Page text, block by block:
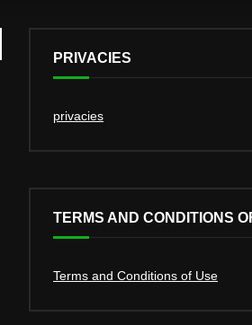
PRIVACIES
privacies
TERMS AND CONDITIONS
Terms and Conditions of Use